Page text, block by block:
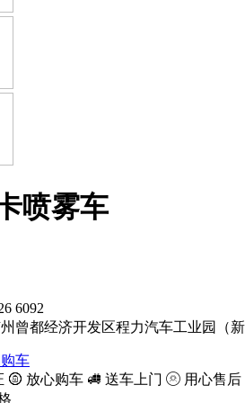
喷雾车
6092
曾都经济开发区程力汽车工业园（
车
放心购车 送车上门
用心售后